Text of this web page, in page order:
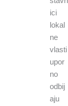
ici
lokal
ne
vlasti
upor
no
odbij
aju